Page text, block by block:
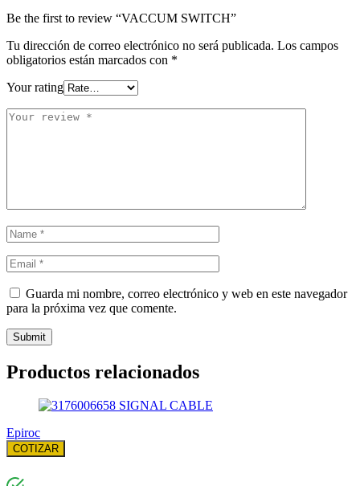
Be the first to review “VACCUM SWITCH”
Tu dirección de correo electrónico no será publicada. Los campos
obligatorios están marcados con *
Your rating
Guarda mi nombre, correo electrónico y web en este navegador
para la próxima vez que comente.
Productos relacionados
Epiroc
COTIZAR